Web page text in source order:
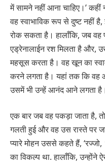
में सामने नहीं आना चाहिए।’
वह स्वाभाविक रूप से दुष्ट नहीं
रोक सकता है। हालाँकि, जब वह
एड्रेनालाईन रश मिलता है और,
महसूस करता है। वह खून का
करने लगता है। यहां तक ​​कि वह
उसमें भी उन्हें आनंद आने लगता है।
एक बार जब वह पकड़ा जाता है,
गलती हुई और वह उस रास्ते पर
प्यारे मोहन उससे कहते हैं, ‘रज्जो,
का विकल्प था. हालाँकि, उन्होंने